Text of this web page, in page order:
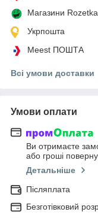
Магазини Rozetka
Укрпошта
Meest ПОШТА
Всі умови доставки
Умови оплати
Ви отримаєте
або гроші
Детальніше
Післяплата
Безготівковий